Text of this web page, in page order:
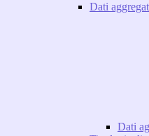
Dati
Dati